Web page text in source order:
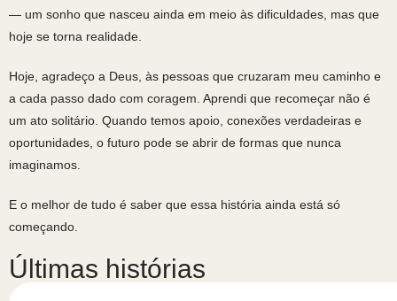
— um sonho que nasceu ainda em meio às dificuldades, mas que
hoje se torna realidade.
Hoje, agradeço a Deus, às pessoas que cruzaram meu caminho e
a cada passo dado com coragem. Aprendi que recomeçar não é
um ato solitário. Quando temos apoio, conexões verdadeiras e
oportunidades, o futuro pode se abrir de formas que nunca
imaginamos.
E o melhor de tudo é saber que essa história ainda está só
começando.
Últimas histórias